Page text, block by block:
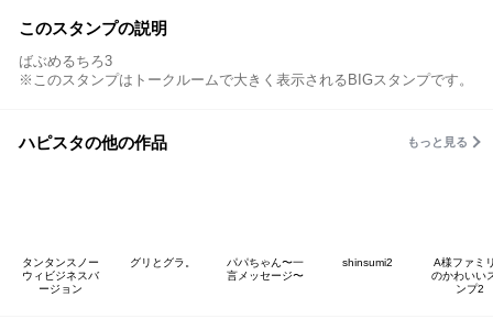
このスタンプの説明
ばぶめるちろ3
※このスタンプはトークルームで大きく表示されるBIGスタンプです。
ハピスタの他の作品 もっと見る
タンタンスノー
ウィビジネスバ
ージョン
グリとグラ。
パパちゃん〜一
言メッセージ〜
shinsumi2
A様ファミ
のかわいい
ンプ2